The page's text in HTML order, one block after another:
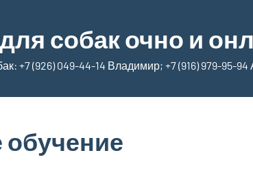
собак очно и
+7 (926) 049-44-14 Владимир; +7 (916) 979-95-94